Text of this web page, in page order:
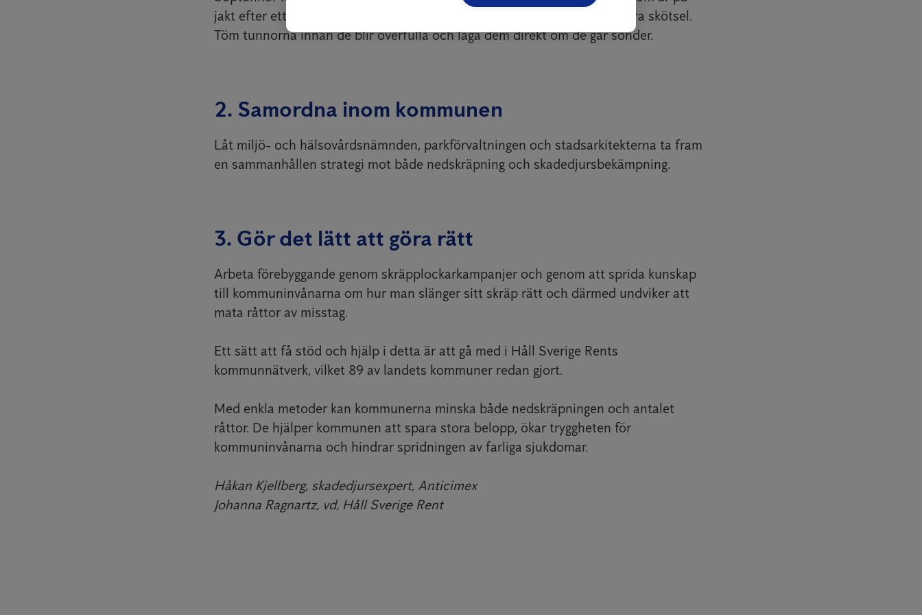
jakt efter ett skrovmål. Bra soptunnor behöver sedan kombineras med bra skötsel.
Töm tunnorna innan de blir överfulla och laga dem direkt om de går sönder.
2. Samordna inom kommunen
Låt miljö- och hälsovårdsnämnden, parkförvaltningen och stadsarkitekterna ta fram
en sammanhållen strategi mot både nedskräpning och skadedjursbekämpning.
3. Gör det lätt att göra rätt
Arbeta förebyggande genom skräpplockarkampanjer och genom att sprida kunskap
till kommuninvånarna om hur man slänger sitt skräp rätt och därmed undviker att
mata råttor av misstag.
Ett sätt att få stöd och hjälp i detta är att gå med i Håll Sverige Rents
kommunnätverk, vilket 89 av landets kommuner redan gjort.
Med enkla metoder kan kommunerna minska både nedskräpningen och antalet
råttor. De hjälper kommunen att spara stora belopp, ökar tryggheten för
kommuninvånarna och hindrar spridningen av farliga sjukdomar.
Håkan Kjellberg, skadedjursexpert, Anticimex
Johanna Ragnartz, vd, Håll Sverige Rent